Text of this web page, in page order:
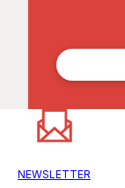
NEWSLETTER